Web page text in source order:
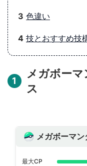
3 色違い
4 技とおすすめ技
1
メガボーマ
ス
メガボーマ
最大CP